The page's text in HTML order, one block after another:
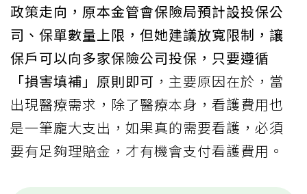
政策走向，原本金管會保險局預計設投保公
司、保單數量上限，但她建議放寬限制，讓
保戶可以向多家保險公司投保，只要遵循
「損害填補」原則即可 ，主要原因在於，當
出現醫療需求，除了醫療本身，看護費用也
是一筆龐大支出，如果真的需要看護，必須
要有足夠理賠金，才有機會支付看護費用。